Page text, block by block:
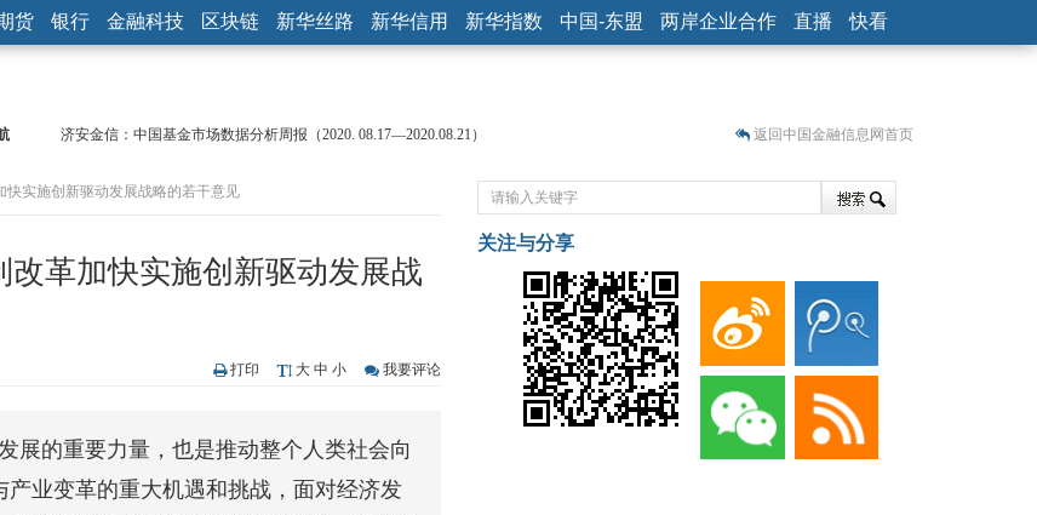
货 银行 金融科技 区块链 新华丝路 新华信用 新华指数 中国-东盟 两岸企业合作 直播 快看
【见·闻】疫情下，新加坡旅游业步履维艰
济安金信：中国基金市场数据分析周报（2020. 07.27—2020.07.31）
【新华财经调查】同业存单、结构性存款玩起“跷跷板” 结构性失衡藏
沥青期货连续两日涨逾3% 沪银及两粕涨势喜人
返回中国金融信息网首页
实施创新驱动发展战略的若干意见
革加快实施创新驱动发展战
打印 大 中 小 我要评论
展的重要力量，也是推动整个人类社会向
业变革的重大机遇和挑战，面对经济发
关注与分享